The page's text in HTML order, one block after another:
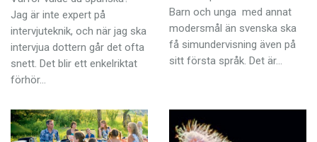
Föreslå nyord
Annonsera
Prenumerera
Press
Jag är inte expert på
intervjuteknik, och när jag ska
intervjua dottern går det ofta
snett. Det blir ett enkelriktat
förhör…
Barn och unga med annat
modersmål än svenska ska
få simundervisning även på
sitt första språk. Det är…